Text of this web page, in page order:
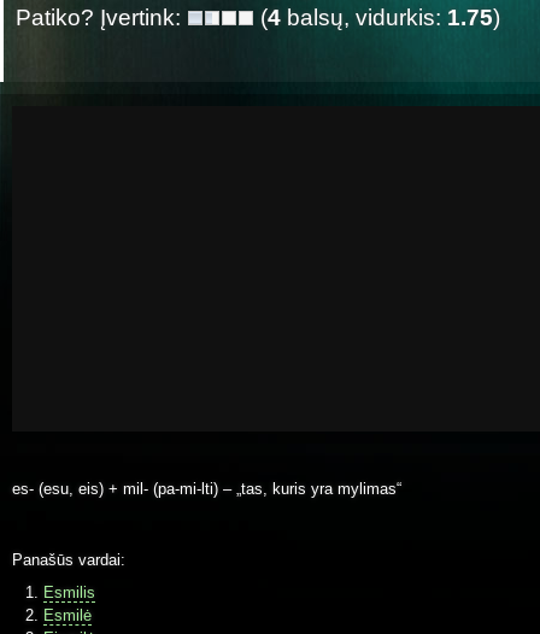
Patiko? Įvertink:
(4 balsų, vidurkis: 1.75)
es- (esu, eis) + mil- (pa-mi-lti) – „tas, kuris yra mylimas“
Panašūs vardai:
Esmilis
Esmilė